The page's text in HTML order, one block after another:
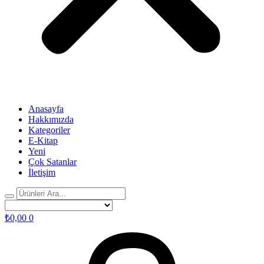
Anasayfa
Hakkımızda
Kategoriler
E-Kitap
Yeni
Çok Satanlar
İletişim
₺0,00 0